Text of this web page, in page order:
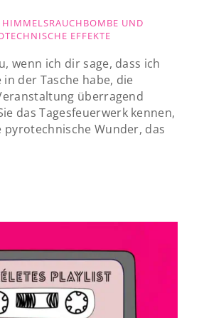
HIMMELSRAUCHBOMBE UND
EFFEKTE
wenn ich dir sage, dass ich
der Tasche habe, die
überragend
das Tagesfeuerwerk kennen,
pyrotechnische Wunder, das